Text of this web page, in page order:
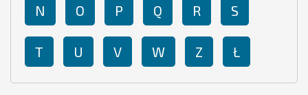
N O P Q R S
T U V W Z Ł